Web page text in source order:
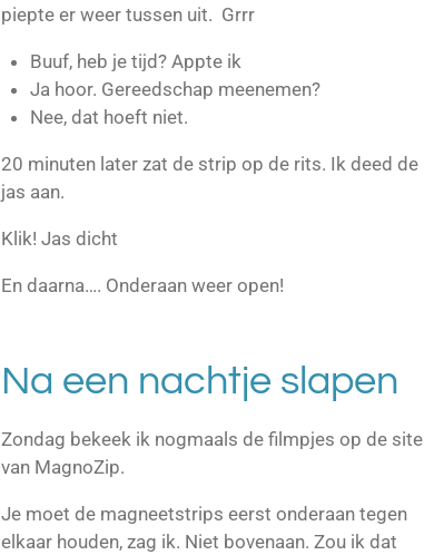
piepte er weer tussen uit. Grrr
Buuf, heb je tijd? Appte ik
Ja hoor. Gereedschap meenemen?
Nee, dat hoeft niet.
20 minuten later zat de strip op de rits. Ik deed de
jas aan.
Klik! Jas dicht
En daarna…. Onderaan weer open!
Na een nachtje slapen
Zondag bekeek ik nogmaals de filmpjes op de site
van MagnoZip.
Je moet de magneetstrips eerst onderaan tegen
elkaar houden, zag ik. Niet bovenaan. Zou ik dat